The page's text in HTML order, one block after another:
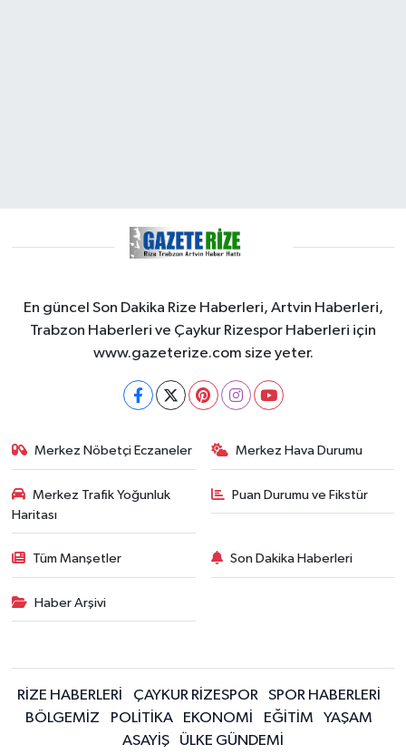
En güncel Son Dakika Rize Haberleri, Artvin Haberleri,
Trabzon Haberleri ve Çaykur Rizespor Haberleri için
www.gazeterize.com size yeter.
Merkez Nöbetçi Eczaneler Merkez Hava Durumu
Merkez Trafik Yoğunluk
Haritası
Puan Durumu ve Fikstür
Tüm Manşetler Son Dakika Haberleri
Haber Arşivi
RİZE HABERLERİ ÇAYKUR RİZESPOR
SPOR HABERLERİ
BÖLGEMİZ
POLİTİKA EKONOMİ EĞİTİM
YAŞAM
ASAYİŞ
ÜLKE GÜNDEMİ